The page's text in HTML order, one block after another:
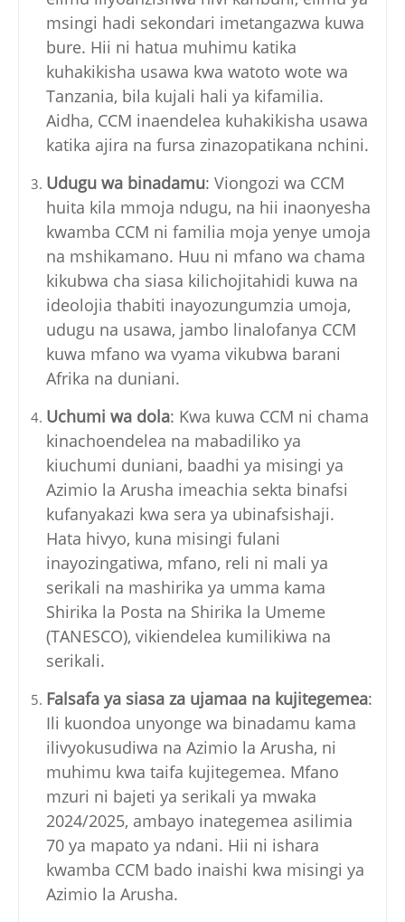
msingi hadi sekondari imetangazwa kuwa
bure. Hii ni hatua muhimu katika
kuhakikisha usawa kwa watoto wote wa
Tanzania, bila kujali hali ya kifamilia.
Aidha, CCM inaendelea kuhakikisha usawa
katika ajira na fursa zinazopatikana nchini.
Udugu wa binadamu: Viongozi wa CCM
huita kila mmoja ndugu, na hii inaonyesha
kwamba CCM ni familia moja yenye umoja
na mshikamano. Huu ni mfano wa chama
kikubwa cha siasa kilichojitahidi kuwa na
ideolojia thabiti inayozungumzia umoja,
udugu na usawa, jambo linalofanya CCM
kuwa mfano wa vyama vikubwa barani
Afrika na duniani.
Uchumi wa dola: Kwa kuwa CCM ni chama
kinachoendelea na mabadiliko ya
kiuchumi duniani, baadhi ya misingi ya
Azimio la Arusha imeachia sekta binafsi
kufanyakazi kwa sera ya ubinafsishaji.
Hata hivyo, kuna misingi fulani
inayozingatiwa, mfano, reli ni mali ya
serikali na mashirika ya umma kama
Shirika la Posta na Shirika la Umeme
(TANESCO), vikiendelea kumilikiwa na
serikali.
Falsafa ya siasa za ujamaa na kujitegemea:
Ili kuondoa unyonge wa binadamu kama
ilivyokusudiwa na Azimio la Arusha, ni
muhimu kwa taifa kujitegemea. Mfano
mzuri ni bajeti ya serikali ya mwaka
2024/2025, ambayo inategemea asilimia
70 ya mapato ya ndani. Hii ni ishara
kwamba CCM bado inaishi kwa misingi ya
Azimio la Arusha.